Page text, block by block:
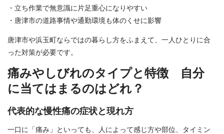
・立ち作業で無意識に片足重心になりやすい
・唐津市の道路事情や通勤環境も体のくせに影響
唐津市や浜玉町ならではの暮らし方をふまえて、一人ひとりに合
った対策が必要です。
痛みやしびれのタイプと特徴 自分
に当てはまるのはどれ？
代表的な慢性痛の症状と現れ方
一口に「痛み」といっても、人によって感じ方や部位、タイミン